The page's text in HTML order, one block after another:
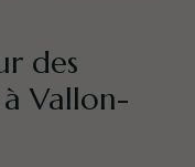
des
Vallon-